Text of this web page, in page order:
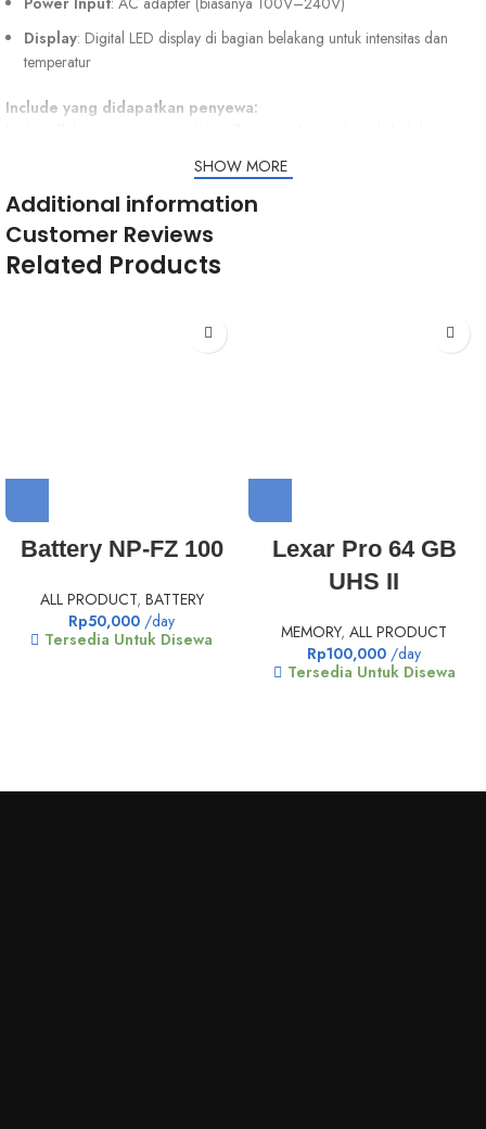
Display: Digital LED display di bagian belakang untuk intensitas dan
temperatur
Include yang didapatkan penyewa:
SHOW MORE
Additional information
Customer Reviews
Related Products
Battery NP-FZ 100
ALL PRODUCT, BATTERY
Rp50,000 /day
Tersedia Untuk Disewa
Lexar Pro 64 GB
UHS II
MEMORY,ALL PRODUCT
Rp100,000 /day
Tersedia Untuk Disewa